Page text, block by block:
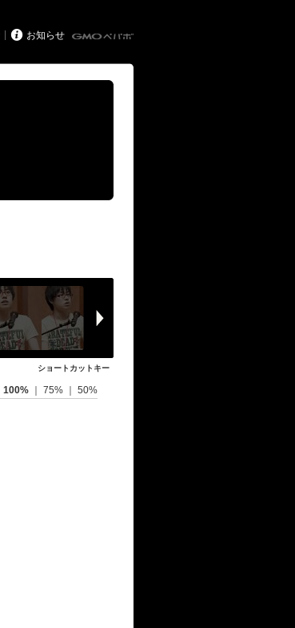
 お知らせ
ショートカットキー
100% 75% 50%